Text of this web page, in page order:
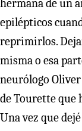
hermana de un
epilépticos
reprimirlos.
misma o esa
neurólogo
de Tourette que
Una vez que